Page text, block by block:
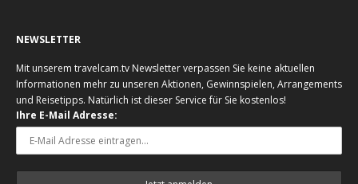
NEWSLETTER
Mit unserem travelcam.tv Newsletter verpassen Sie keine aktuellen
Informationen mehr zu unseren Aktionen, Gewinnspielen, Arrangements
und Reisetipps. Natürlich ist dieser Service für Sie kostenlos!
Ihre E-Mail Adresse: